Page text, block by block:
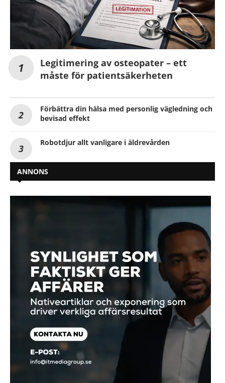
Legitimering av osteopater – ett
måste för patientsäkerheten
Förbättra din hälsa med personlig vägledning och
bevisad effekt
Robotdjur allt vanligare i äldrevården
ANNONS